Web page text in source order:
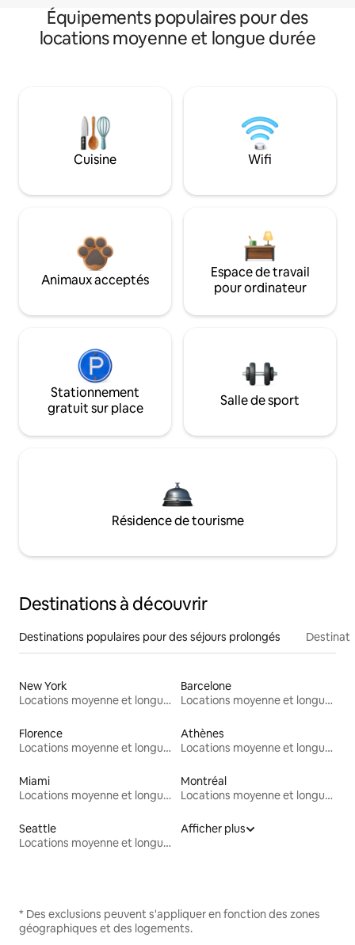
Équipements populaires pour des
locations moyenne et longue durée
Cuisine Wifi
Animaux acceptés
Espace de travail
pour ordinateur
Stationnement
gratuit sur place
Salle de sport
Résidence de tourisme
Destinations à découvrir
Destinations populaires pour des séjours prolongés
New York
Locations moyenne et longue durée
Barcelone
Locations moyenne et longue durée
Florence
Locations moyenne et longue durée
Athènes
Locations moyenne et longue durée
Miami
Locations moyenne et longue durée
Montréal
Locations moyenne et longue durée
Seattle
Locations moyenne et longue durée
Afficher plus
* Des exclusions peuvent s'appliquer en fonction des zones
géographiques et des logements.